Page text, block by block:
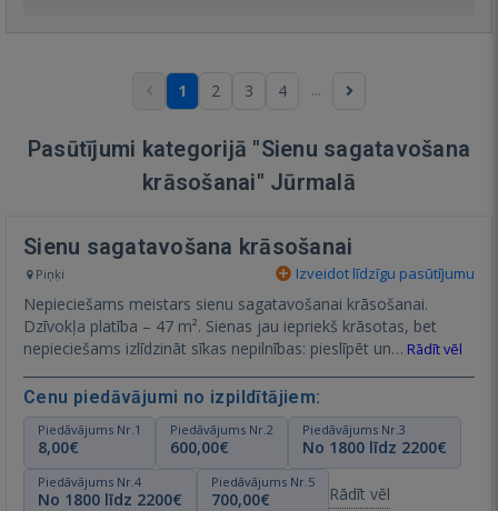
1 2 3 4 ...
Pasūtījumi kategorijā "Sienu sagatavošana
krāsošanai" Jūrmalā
Sienu sagatavošana krāsošanai
Piņķi Izveidot līdzīgu pasūtījumu
Nepieciešams meistars sienu sagatavošanai krāsošanai.
Dzīvokļa platība – 47 m². Sienas jau iepriekš krāsotas, bet
nepieciešams izlīdzināt sīkas nepilnības: pieslīpēt un… Rādīt vēl
Cenu piedāvājumi no izpildītājiem:
Piedāvājums Nr.1
8,00€
Piedāvājums Nr.2
600,00€
Piedāvājums Nr.3
No 1800 līdz 2200€
Piedāvājums Nr.4
No 1800 līdz 2200€
Piedāvājums Nr.5
700,00€ Rādīt vēl